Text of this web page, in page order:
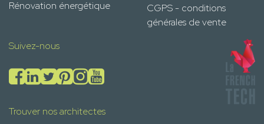
Rénovation énergétique
CGPS - conditions
générales de vente
Suivez-nous
Trouver nos architectes